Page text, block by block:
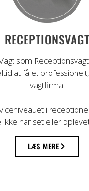
RECEPTIONSVAGT
som
at få et
vagtfirma.
i
ikke har set eller
LÆS MERE